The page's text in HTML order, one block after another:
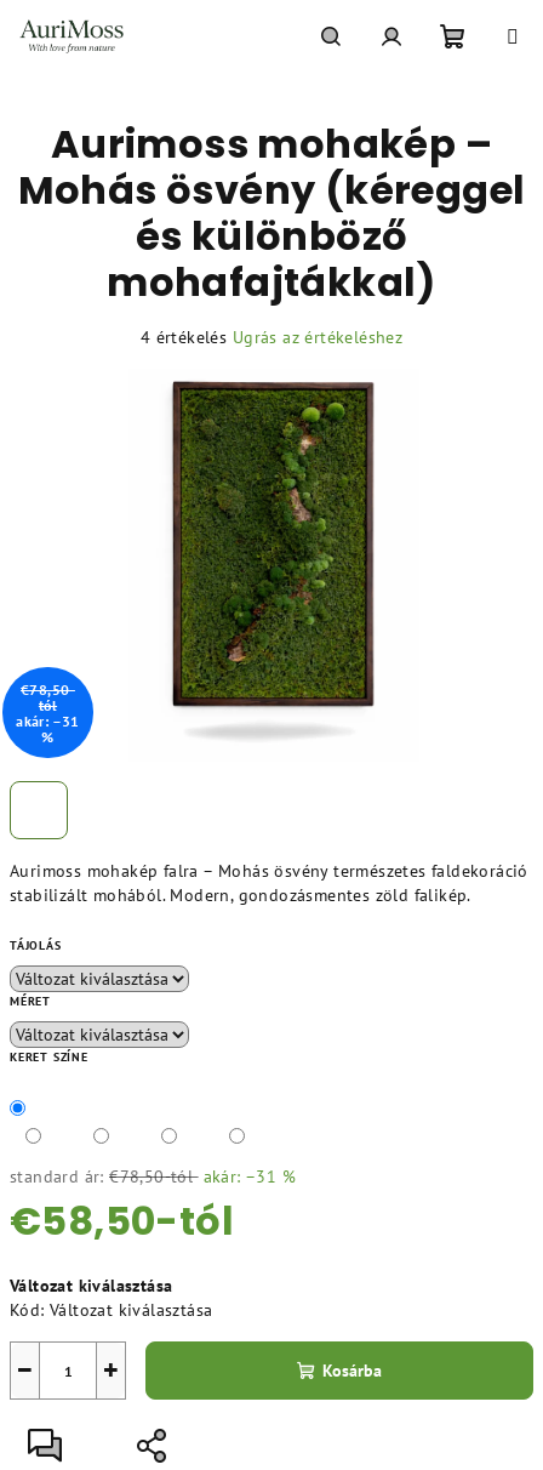
Aurimoss mohakép falra – Mohás ösvény természetes faldekoráció
stabilizált mohából. Modern, gondozásmentes zöld falikép.
TÁJOLÁS
MÉRET
KERET SZÍNE
standard ár: €78,50-tól akár: –31 %
€58,50-tól
Változat kiválasztása
Kód: Változat kiválasztása
+
− Kosárba
Aurimoss mohakép –
Mohás ösvény (kéreggel
és különböző
mohafajtákkal)
A
átlagos
értékelése
csillag.
4 értékelés Ugrás az értékeléshez
€78,50-
tól
akár: –31
%